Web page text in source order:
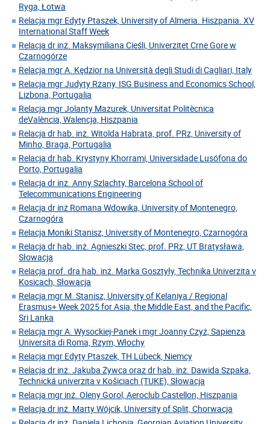
Ryga, Łotwa
Relacja mgr Edyty Ptaszek, University of Almeria. Hiszpania. XV
International Staff Week
Relacja dr inż. Maksymiliana Cieśli, Univerzitet Crne Gore w
Czarnogórze
Relacja mgr A. Kędzior na Università degli Studi di Cagliari, Italy
Relacja mgr Judyty Rżany, ISG Business and Economics School,
Lizbona, Portugalia
Relacja mgr Jolanty Mazurek, Universitat Politècnica
deValència, Walencja, Hiszpania
Relacja dr hab. inż. Witolda Habrata, prof. PRz, University of
Minho, Braga, Portugalia
Relacja dr hab. Krystyny Khorrami, Universidade Lusófona do
Porto, Portugalia
Relacja dr inż. Anny Szlachty, Barcelona School of
Telecommunications Engineering
Relacja dr inż Romana Wdowika, University of Montenegro,
Czarnogóra
Relacja Moniki Stanisz, University of Montenegro, Czarnogóra
Relacja dr hab. inż. Agnieszki Stec, prof. PRz, UT Bratysława,
Słowacja
Relacja prof. dra hab. inż. Marka Gosztyły, Technika Univerzita v
Kosicach, Słowacja
Relacja mgr M. Stanisz, University of Kelaniya / Regional
Erasmus+ Week 2025 for Asia, the Middle East, and the Pacific,
Sri Lanka
Relacja mgr A. Wysockiej-Panek i mgr Joanny Czyż, Sapienza
Universita di Roma, Rzym, Włochy
Relacja mgr Edyty Ptaszek, TH Lübeck, Niemcy
Relacja dr inż. Jakuba Żywca oraz dr hab. inż. Dawida Szpaka,
Technická univerzita v Košiciach (TUKE), Słowacja
Relacja mgr inż. Oleny Gorol, Aeroclub Castellon, Hiszpania
Relacja dr inż. Marty Wójcik, University of Split, Chorwacja